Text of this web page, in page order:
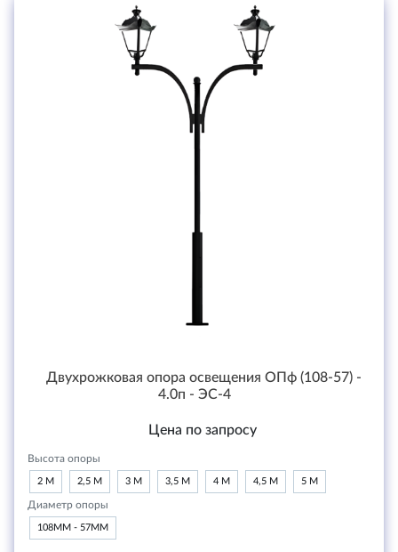
Двухрожковая опора освещения ОПф (108-57) -
4.0п - ЭС-4
Цена по запросу
Высота опоры
2 М 2,5 М 3 М 3,5 М 4 М 4,5 М 5 М
Диаметр опоры
108ММ - 57ММ